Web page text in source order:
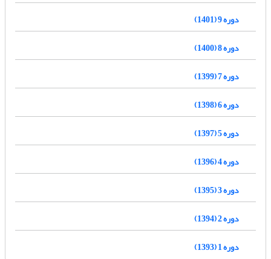
دوره 9 (1401)
دوره 8 (1400)
دوره 7 (1399)
دوره 6 (1398)
دوره 5 (1397)
دوره 4 (1396)
دوره 3 (1395)
دوره 2 (1394)
دوره 1 (1393)